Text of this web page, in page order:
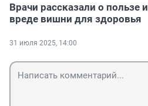
Врачи рассказали о пользе и
вреде вишни для здоровья
31 июля 2025, 14:00